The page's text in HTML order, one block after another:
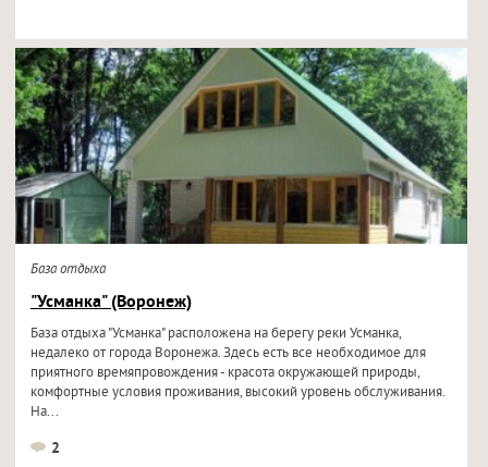
База отдыха
"Усманка" (Воронеж)
База отдыха "Усманка" расположена на берегу реки Усманка,
недалеко от города Воронежа. Здесь есть все необходимое для
приятного времяпровождения - красота окружающей природы,
комфортные условия проживания, высокий уровень обслуживания.
На...
2